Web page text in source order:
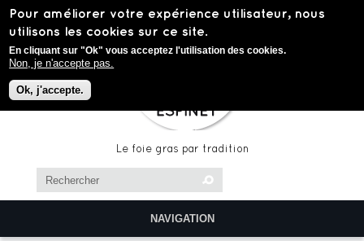
Pour améliorer votre expérience utilisateur, nous
utilisons les cookies sur ce site.
En cliquant sur "Ok" vous acceptez l'utilisation des cookies.
Non, je n'accepte pas.
Ok, j'accepte.
Aller au contenu principal
Le foie gras par tradition
Formulaire de recherche
Chercher dans ce site
NAVIGATION